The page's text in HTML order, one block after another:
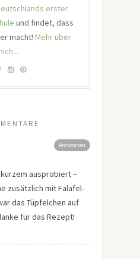
erster
und findet, dass
macht! Mehr über
Antworten
ausprobiert –
zusätzlich mit Falafel-
das Tüpfelchen auf
für das Rezept!